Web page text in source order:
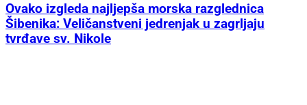
Ovako izgleda najljepša morska razglednica
Šibenika: Veličanstveni jedrenjak u zagrljaju
tvrđave sv. Nikole